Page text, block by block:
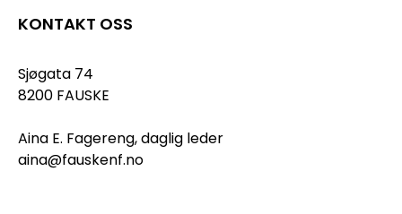
KONTAKT OSS
Sjøgata 74
8200 FAUSKE
Aina E. Fagereng, daglig leder
aina@fauskenf.no